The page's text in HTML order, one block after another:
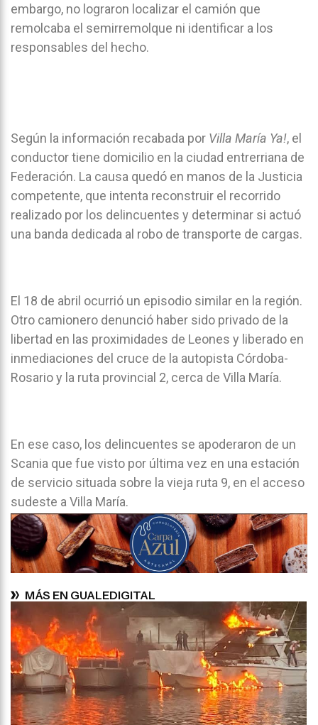
embargo, no lograron localizar el camión que
remolcaba el semirremolque ni identificar a los
responsables del hecho.
Según la información recabada por Villa María Ya!, el
conductor tiene domicilio en la ciudad entrerriana de
Federación. La causa quedó en manos de la Justicia
competente, que intenta reconstruir el recorrido
realizado por los delincuentes y determinar si actuó
una banda dedicada al robo de transporte de cargas.
El 18 de abril ocurrió un episodio similar en la región.
Otro camionero denunció haber sido privado de la
libertad en las proximidades de Leones y liberado en
inmediaciones del cruce de la autopista Córdoba-
Rosario y la ruta provincial 2, cerca de Villa María.
En ese caso, los delincuentes se apoderaron de un
Scania que fue visto por última vez en una estación
de servicio situada sobre la vieja ruta 9, en el acceso
sudeste a Villa María.
MÁS EN GUALEDIGITAL